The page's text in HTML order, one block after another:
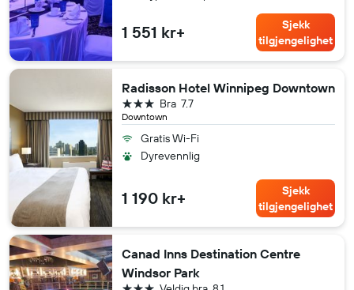
1 551 kr+
Sjekk
tilgjengelighet
Radisson Hotel Winnipeg Downtown
Downtown
7.7
Bra
3 stjerner
Gratis Wi-Fi
Dyrevennlig
1 190 kr+
Sjekk
tilgjengelighet
Canad Inns Destination Centre
Windsor Park